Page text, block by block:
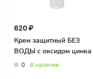
620 ₽
Крем защитный БЕЗ
ВОДЫ с оксидом цинка
0 В наличии